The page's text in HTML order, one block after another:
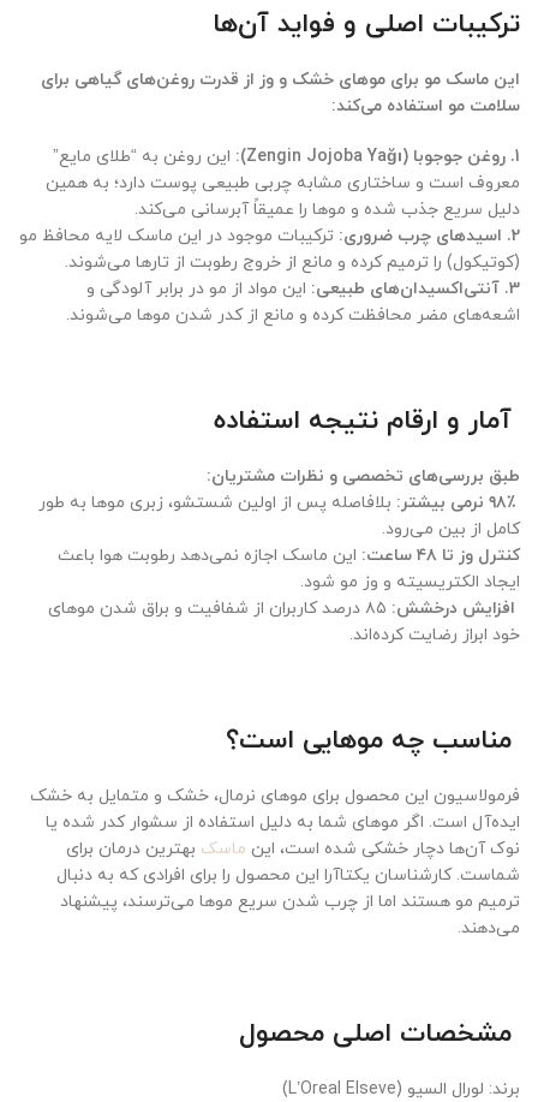
ترکیبات اصلی و فواید آن‌ها
این ماسک مو برای موهای خشک و وز از قدرت روغن‌های گیاهی برای
سلامت مو استفاده می‌کند:
1. روغن جوجوبا (Zengin Jojoba Yağı):
این روغن به “طلای مایع”
معروف است و ساختاری مشابه چربی طبیعی پوست دارد؛ به همین
دلیل سریع جذب شده و موها را عمیقاً آبرسانی می‌کند.
2. اسیدهای چرب ضروری:
ترکیبات موجود در این ماسک لایه محافظ مو
(کوتیکول) را ترمیم کرده و مانع از خروج رطوبت از تارها می‌شوند.
3. آنتی‌اکسیدان‌های طبیعی:
این مواد از مو در برابر آلودگی و
اشعه‌های مضر محافظت کرده و مانع از کدر شدن موها می‌شوند.
آمار و ارقام نتیجه استفاده
طبق بررسی‌های تخصصی و نظرات مشتریان:
بلافاصله پس از اولین شستشو، زبری موها به طور
کامل از بین می‌رود.
کنترل وز تا ۴۸ ساعت:
این ماسک اجازه نمی‌دهد رطوبت هوا باعث
ایجاد الکتریسیته و وز مو شود.
افزایش درخشش:
۸۵ درصد کاربران از شفافیت و براق شدن موهای
خود ابراز رضایت کرده‌اند.
مناسب چه موهایی است؟
فرمولاسیون این محصول برای موهای نرمال، خشک و متمایل به خشک
ایده‌آل است. اگر موهای شما به دلیل استفاده از سشوار کدر شده یا
نوک آن‌ها دچار خشکی شده است، این ماسک بهترین درمان برای
شماست. کارشناسان یکتاآرا این محصول را برای افرادی که به دنبال
ترمیم مو هستند اما از چرب شدن سریع موها می‌ترسند، پیشنهاد
می‌دهند.
مشخصات اصلی محصول
برند: لورال السیو (L’Oreal Elseve)